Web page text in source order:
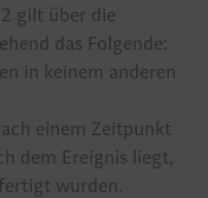
gilt über die
das Folgende:
in keinem anderen
einem Zeitpunkt
dem Ereignis liegt,
wurden.